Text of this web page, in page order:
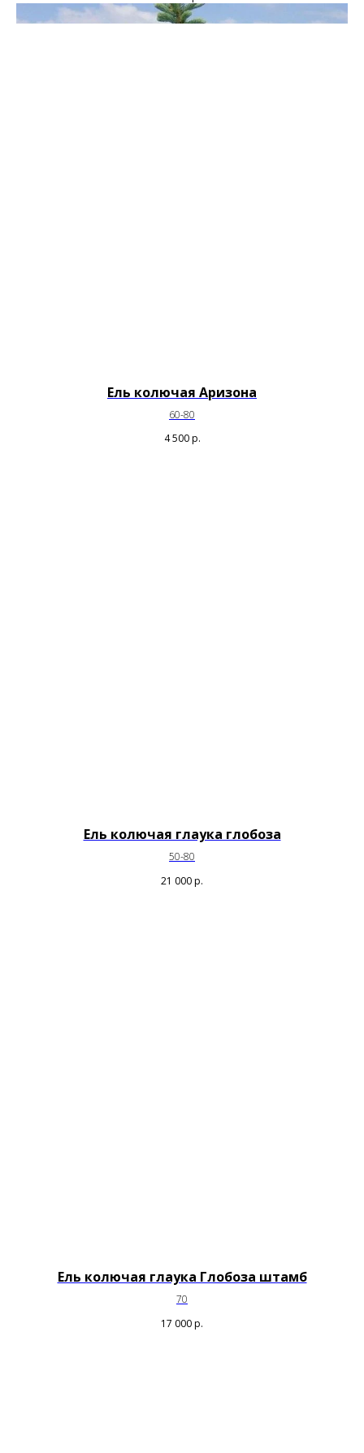
Ель колючая Аризона
60-80
4 500 р.
Ель колючая глаука глобоза
50-80
21 000р.
Ель колючая глаука Глобоза штамб
70
17 000р.